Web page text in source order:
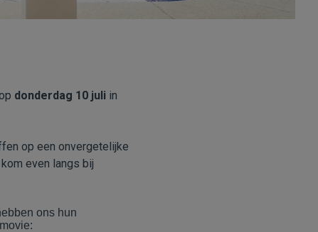
donderdag 10 juli in
op een onvergetelijke
even langs bij
ons hun